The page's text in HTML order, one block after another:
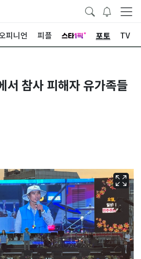
피니언 피플 포토 TV
참사 피해자 유가족들